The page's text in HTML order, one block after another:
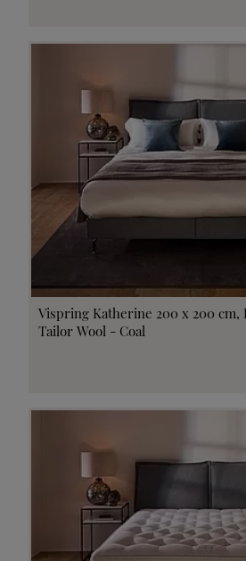
Vispring Katherine 200 x 200 cm,
Tailor Wool - Coal